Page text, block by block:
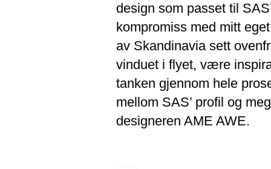
design som passet til
kompromiss med mitt
av Skandinavia sett
vinduet i flyet, være
tanken gjennom hele
mellom SAS’ profil og
designeren AME AWE.